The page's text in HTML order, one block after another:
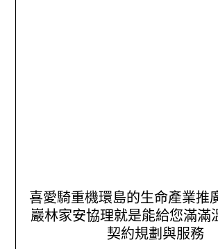
喜愛騎重機環島的生命產業推
巖林家安協理就是能給您滿滿
契約規劃與服務